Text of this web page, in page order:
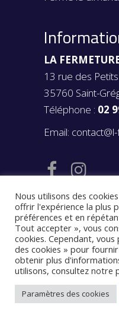
LA
13 rue des
35760 Saint-
Téléphone : 02
Email:
© 2020LA
Mentions
confidentialité–
vente– Réalisé
Nous utilisons des
offrir l'expérience la plus
préférences et en
Tout accepter », vous
cookies. Cependant,
des cookies » pour
obtenir plus
utilisons, consultez notre
Paramètres des cookies